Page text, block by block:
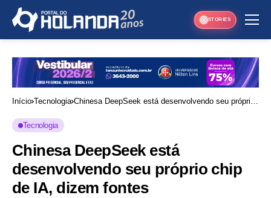
STORIES
Início Tecnologia Chinesa DeepSeek está desenvolvendo seu próprio
Tecnologia
Chinesa DeepSeek está
desenvolvendo seu próprio chip
de IA, dizem fontes